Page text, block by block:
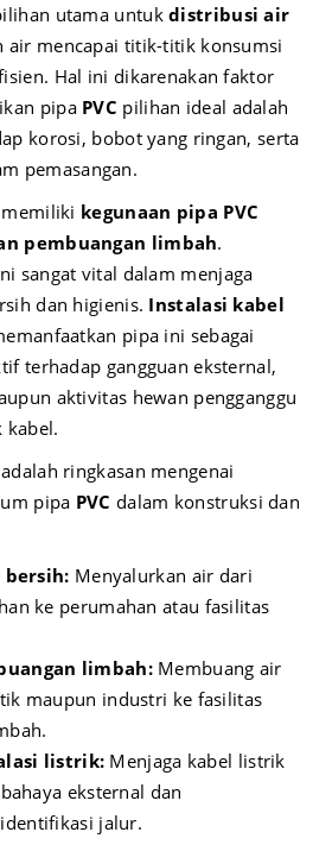
utama untukdistribusi air
air mencapai titik-titik konsumsi
Hal ini dikarenakan faktor
pipa PVC pilihan ideal adalah
korosi, bobot yang ringan, serta
pemasangan.
memiliki kegunaan pipa PVC
pembuangan limbah.
sangat vital dalam menjaga
dan higienis. Instalasi kabel
pipa ini sebagai
terhadap gangguan eksternal,
aktivitas hewan pengganggu
kabel.
ringkasan mengenai
pipa PVC dalam konstruksi dan
Menyalurkan air dari
ke perumahan atau fasilitas
limbah:Membuang air
maupun industri ke fasilitas
listrik: Menjaga kabel listrik
eksternal dan
jalur.